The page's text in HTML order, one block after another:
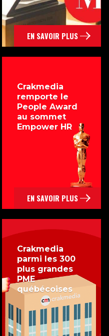
EN SAVOIR PLUS
Crakmedia
remporte le
People Award
au sommet
Empower HR
EN SAVOIR PLUS
Crakmedia
parmi les 300
plus grandes
PME
québécoises